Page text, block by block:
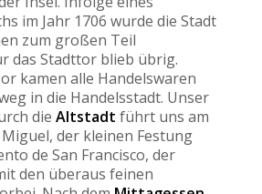
im Jahr 1706 wurde die Stadt
zum großen Teil
das Stadttor blieb übrig.
kamen alle Handelswaren
in die Handelsstadt. Unser
die Altstadt führt uns am
der kleinen Festung
de San Francisco, der
den überaus feinen